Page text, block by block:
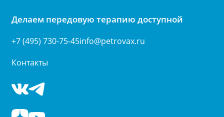
Делаем передовую терапию доступной
+7 (495) 730-75-45info@petrovax.ru
Контакты